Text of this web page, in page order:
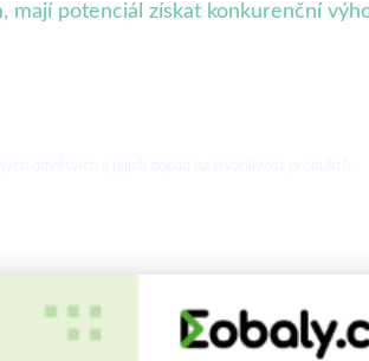
potenciál získat konkurenční